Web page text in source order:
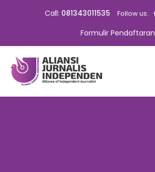
Call: 081343011535 Follow us:
Formulir Pendaftaran